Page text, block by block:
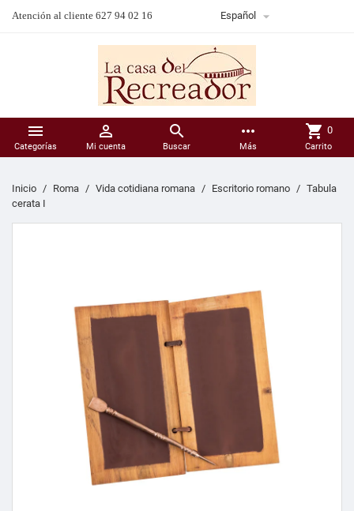
Atención al cliente 627 94 02 16 Español 

Categorías

Mi cuenta

Buscar
more_horiz
Más
shopping_cart 0
Carrito
Inicio Roma Vida cotidiana romana Escritorio romano
Tabula
cerata I